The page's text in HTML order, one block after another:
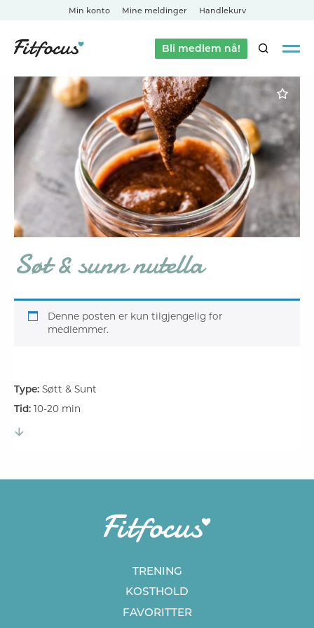
Min konto Mine meldinger Handlekurv
Bli medlem nå!SØK
Søt & sunn nutella
Denne posten er kun tilgjengelig for
medlemmer.
Type: Søtt & Sunt
Tid: 10-20 min
TRENING
KOSTHOLD
FAVORITTER